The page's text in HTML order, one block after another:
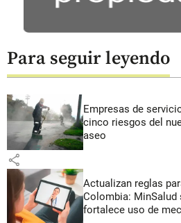
Para seguir leyendo
Empresas de
cinco riesgos del
aseo
share
Actualizan reglas
Colombia:
fortalece uso de